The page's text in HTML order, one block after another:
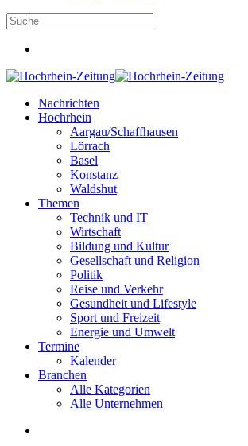
Nachrichten
Hochrhein
Aargau/Schaffhausen
Lörrach
Basel
Konstanz
Waldshut
Themen
Technik und IT
Wirtschaft
Bildung und Kultur
Gesellschaft und Religion
Politik
Reise und Verkehr
Gesundheit und Lifestyle
Sport und Freizeit
Energie und Umwelt
Termine
Kalender
Branchen
Alle Kategorien
Alle Unternehmen